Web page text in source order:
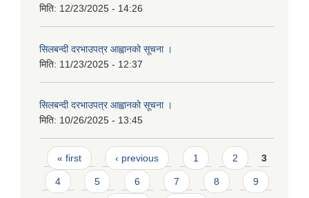
मिति: 12/23/2025 - 14:26
सिलबन्दी दरभाउपत्र आह्वानको सूचना ।
मिति: 11/23/2025 - 12:37
सिलबन्दी दरभाउपत्र आह्वानको सूचना ।
मिति: 10/26/2025 - 13:45
Pages
« first ‹ previous 1 2 3
4 5 6 7 8 9